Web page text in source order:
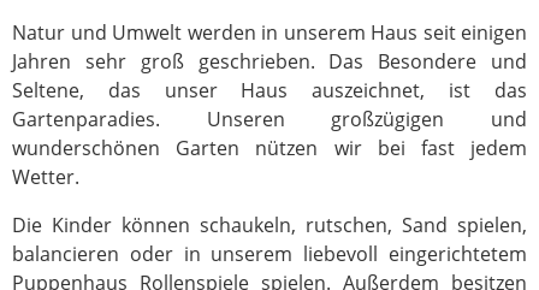
Natur und Umwelt werden in unserem Haus seit einigen
Jahren sehr groß geschrieben. Das Besondere und
Seltene, das unser Haus auszeichnet, ist das
Gartenparadies. Unseren großzügigen und
wunderschönen Garten nützen wir bei fast jedem
Wetter.
Die Kinder können schaukeln, rutschen, Sand spielen,
balancieren oder in unserem liebevoll eingerichtetem
Puppenhaus Rollenspiele spielen. Außerdem besitzen